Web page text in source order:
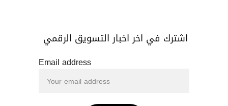
اشترك في اخر اخبار التسويق الرقمي
Email address